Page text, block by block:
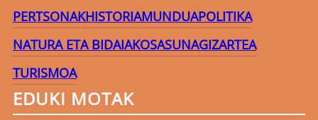
PERTSONAKHISTORIAMUNDUAPOLITIKA
NATURA ETA BIDAIAKOSASUNAGIZARTEA
TURISMOA
EDUKI MOTAK